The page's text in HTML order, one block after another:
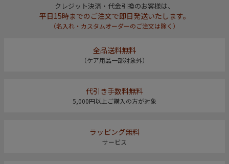
クレジット決済・代金引換のお客様は、
平日15時までのご注文で即日発送いたします。
（名入れ・カスタムオーダーのご注文は除く）
全品送料無料
（ケア用品一部対象外）
代引き手数料無料
5,000円以上ご購入の方が対象
ラッピング無料
サービス